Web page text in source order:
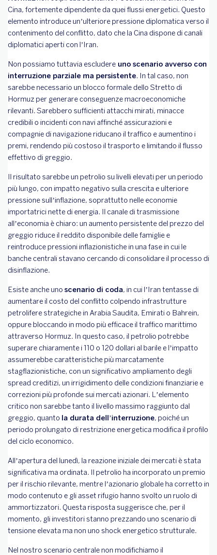
Cina, fortemente dipendente da quei flussi energetici. Questo
elemento introduce un’ulteriore pressione diplomatica verso il
contenimento del conflitto, dato che la Cina dispone di canali
diplomatici aperti con l’Iran.
Non possiamo tuttavia escludere uno scenario avverso con
interruzione parziale ma persistente. In tal caso, non
sarebbe necessario un blocco formale dello Stretto di
Hormuz per generare conseguenze macroeconomiche
rilevanti. Sarebbero sufficienti attacchi mirati, minacce
credibili o incidenti con navi affinché assicurazioni e
compagnie di navigazione riducano il traffico e aumentino i
premi, rendendo più costoso il trasporto e limitando il flusso
effettivo di greggio.
Il risultato sarebbe un petrolio su livelli elevati per un periodo
più lungo, con impatto negativo sulla crescita e ulteriore
pressione sull’inflazione, soprattutto nelle economie
importatrici nette di energia. Il canale di trasmissione
all’economia è chiaro: un aumento persistente del prezzo del
greggio riduce il reddito disponibile delle famiglie e
reintroduce pressioni inflazionistiche in una fase in cui le
banche centrali stavano cercando di consolidare il processo di
disinflazione.
Esiste anche uno scenario di coda, in cui l’Iran tentasse di
aumentare il costo del conflitto colpendo infrastrutture
petrolifere strategiche in Arabia Saudita, Emirati o Bahrein,
oppure bloccando in modo più efficace il traffico marittimo
attraverso Hormuz. In questo caso, il petrolio potrebbe
superare chiaramente i 110 o 120 dollari al barile e l’impatto
assumerebbe caratteristiche più marcatamente
stagflazionistiche, con un significativo ampliamento degli
spread creditizi, un irrigidimento delle condizioni finanziarie e
correzioni più profonde sui mercati azionari. L’elemento
critico non sarebbe tanto il livello massimo raggiunto dal
greggio, quanto la durata dell’interruzione, poiché un
periodo prolungato di restrizione energetica modifica il profilo
del ciclo economico.
All’apertura del lunedì, la reazione iniziale dei mercati è stata
significativa ma ordinata. Il petrolio ha incorporato un premio
per il rischio rilevante, mentre l’azionario globale ha corretto in
modo contenuto e gli asset rifugio hanno svolto un ruolo di
ammortizzatori. Questa risposta suggerisce che, per il
momento, gli investitori stanno prezzando uno scenario di
tensione elevata ma non uno shock energetico strutturale.
Nel nostro scenario centrale non modifichiamo il